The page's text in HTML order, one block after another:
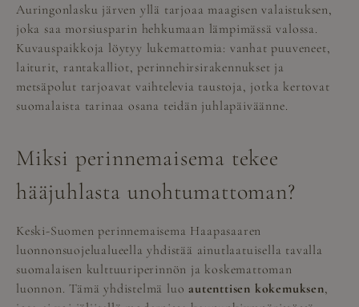
Auringonlasku järven yllä tarjoaa maagisen valaistuksen,
joka saa morsiusparin hehkumaan lämpimässä valossa.
Kuvauspaikkoja löytyy lukemattomia: vanhat puuveneet,
laiturit, rantakalliot, perinnehirsirakennukset ja
metsäpolut tarjoavat vaihtelevia taustoja, jotka kertovat
suomalaista tarinaa osana teidän juhlapäiväänne.
Miksi perinnemaisema tekee
hääjuhlasta unohtumattoman?
Keski-Suomen perinnemaisema Haapasaaren
luonnonsuojelualueella yhdistää ainutlaatuisella tavalla
suomalaisen kulttuuriperinnön ja koskemattoman
luonnon. Tämä yhdistelmä luoautenttisen kokemuksen,